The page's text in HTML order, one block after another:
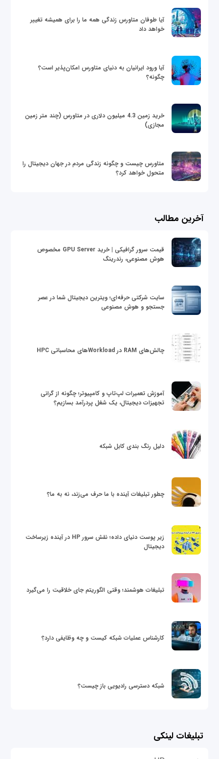
آیا طوفان متاورس زندگی همه ما را برای همیشه تغییر
خواهد داد
آیا ورود ایرانیان به دنیای متاورس امکان‌پذیر است؟
چگونه؟
خرید زمین 4.3 میلیون دلاری در متاورس (چند متر زمین
مجازی)
متاورس چیست و چگونه زندگی مردم در جهان دیجیتال را
متحول خواهد کرد؟
آخرین مطالب
قیمت سرور گرافیکی | خرید GPU Server مخصوص
هوش مصنوعی، رندرینگ
سایت شرکتی حرفه‌ای؛ ویترین دیجیتال شما در عصر
جستجو و هوش مصنوعی
چالش‌های RAM در Workloadهای محاسباتی HPC
آموزش تعمیرات لپ‌تاپ و کامپیوتر؛ چگونه از گرانی
تجهیزات دیجیتال، یک شغل پردرآمد بسازیم؟
دلیل رنگ بندی کابل شبکه
چطور تبلیغات آینده با ما حرف می‌زند، نه به ما؟
زیر پوست دنیای داده؛ نقش سرور HP در آینده زیرساخت
دیجیتال
تبلیغات هوشمند؛ وقتی الگوریتم جای خلاقیت را می‌گیرد
کارشناس عملیات شبکه کیست و چه وظایفی دارد؟
شبکه دسترسی رادیویی باز چیست؟
تبلیغات لینکی